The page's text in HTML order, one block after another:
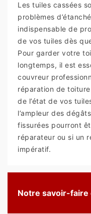
Les tuiles cassées
problèmes
indispensable de
de vos tuiles dès
Pour garder votre
longtemps, il est
couvreur
réparation de
de l’état de vos
l’ampleur des
fissurées pourront
réparateur ou si un
impératif.
Notre savoir-